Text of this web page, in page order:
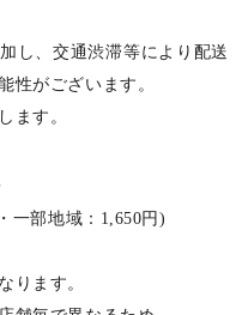
し、交通渋滞等により配送
性がございます。
ます。
一部地域：1,650円)
ります。